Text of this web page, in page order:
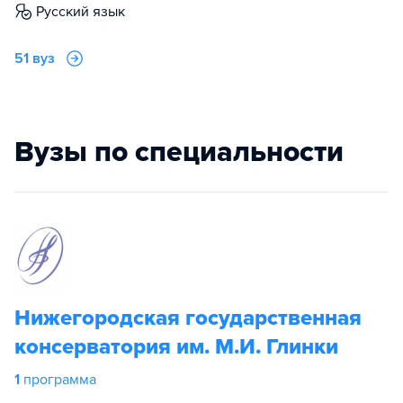
русский язык
51 вуз
Вузы по специальности
Нижегородская государственная
консерватория им. М.И. Глинки
1 программа